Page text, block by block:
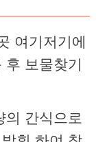
여기저기에
후 보물찾기
의 간식으로